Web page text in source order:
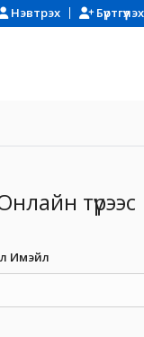
Нэвтрэх Бүртгүүлэх
түрээс
Имэйл